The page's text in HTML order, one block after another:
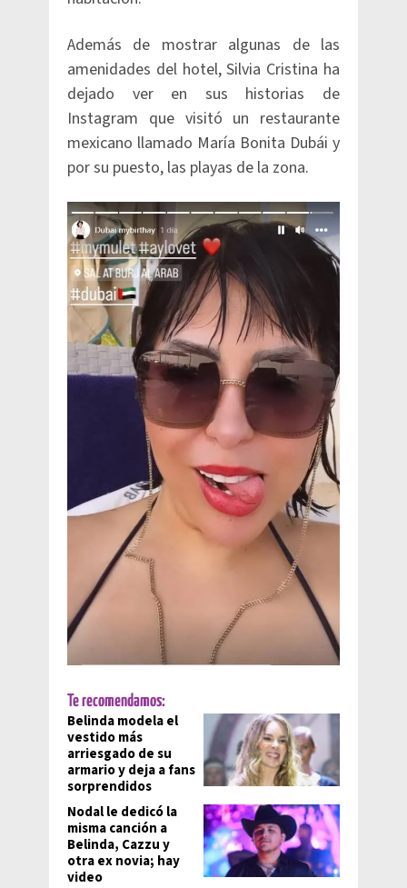
Además de mostrar algunas de las
amenidades del hotel, Silvia Cristina ha
dejado ver en sus historias de
Instagram que visitó un restaurante
mexicano llamado María Bonita Dubái y
por su puesto, las playas de la zona.
Te recomendamos:
Belinda modela el
vestido más
arriesgado de su
armario y deja a fans
sorprendidos
Nodal le dedicó la
misma canción a
Belinda, Cazzu y
otra ex novia; hay
video